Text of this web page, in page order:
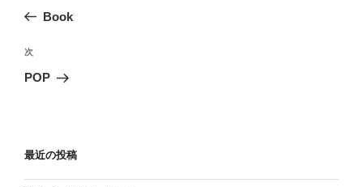
ビ
ゲ
ン
の
稿
Book
次
の
次
POP
最近の投稿